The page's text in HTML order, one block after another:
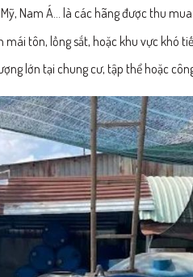
Nam Á… là các hãng được thu
tôn, lồng sắt, hoặc khu vực khó
lớn tại chung cư, tập thể hoặc